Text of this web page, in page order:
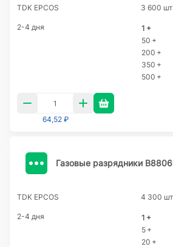
TDK EPCOS 3 600 шт
2-4 дня 1 +
50 +
200 +
350 +
500 +
64,52 ₽
Газовые разрядники
TDK EPCOS 4 300 шт
2-4 дня 1 +
5 +
20 +